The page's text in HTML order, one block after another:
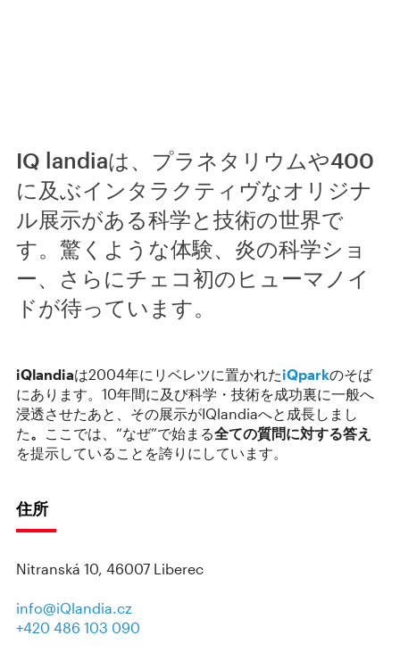
IQ landiaは、プラネタリウムや400
に及ぶインタラクティヴなオリジナ
ル展示がある科学と技術の世界で
す。驚くような体験、炎の科学ショ
ー、さらにチェコ初のヒューマノイ
ドが待っています。
iQlandiaは2004年にリベレツに置かれたiQparkのそば
にあります。10年間に及び科学・技術を成功裏に一般へ
浸透させたあと、その展示がIQlandiaへと成長しまし
た。 ここでは、“なぜ”で始まる全ての質問に対する答え
を提示していることを誇りにしています。
住所
Nitranská 10, 46007 Liberec
info@iQlandia.cz
+420 486 103 090